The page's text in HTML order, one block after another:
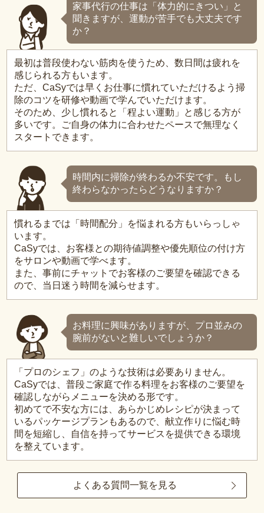
家事代行の仕事は「体力的にきつい」と
聞きますが、運動が苦手でも大丈夫です
か？
最初は普段使わない筋肉を使うため、数日間は疲れを
感じられる方もいます。
ただ、CaSyでは早くお仕事に慣れていただけるよう掃
除のコツを研修や動画で学んでいただけます。
そのため、少し慣れると「程よい運動」と感じる方が
多いです。ご自身の体力に合わせたペースで無理なく
スタートできます。
時間内に掃除が終わるか不安です。もし
終わらなかったらどうなりますか？
慣れるまでは「時間配分」を悩まれる方もいらっしゃ
います。
CaSyでは、お客様との期待値調整や優先順位の付け方
をサロンや動画で学べます。
また、事前にチャットでお客様のご要望を確認できる
ので、当日迷う時間を減らせます。
お料理に興味がありますが、プロ並みの
腕前がないと難しいでしょうか？
「プロのシェフ」のような技術は必要ありません。
CaSyでは、普段ご家庭で作る料理をお客様のご要望を
確認しながらメニューを決める形です。
初めてで不安な方には、あらかじめレシピが決まって
いるパッケージプランもあるので、献立作りに悩む時
間を短縮し、自信を持ってサービスを提供できる環境
を整えています。
よくある質問一覧を見る